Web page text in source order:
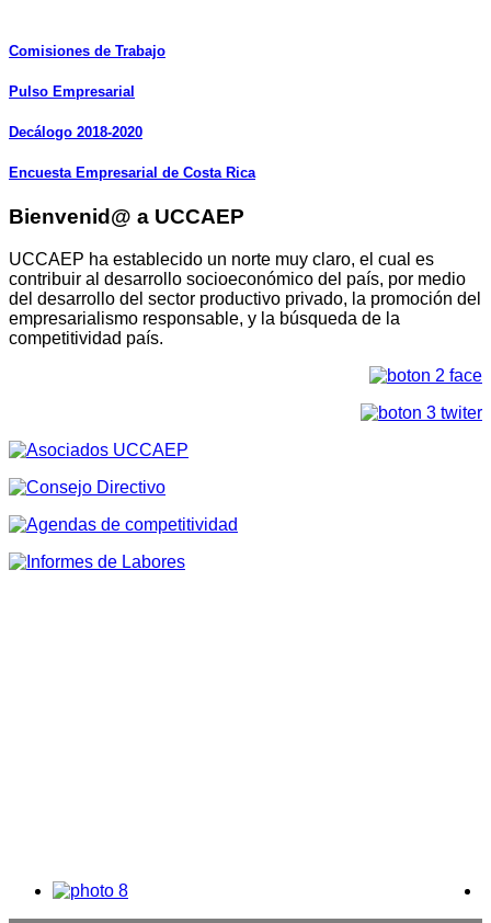
Comisiones de Trabajo
Pulso Empresarial
Decálogo 2018-2020
Encuesta Empresarial de Costa Rica
Bienvenid@ a UCCAEP
UCCAEP ha establecido un norte muy claro, el cual es
contribuir al desarrollo socioeconómico del país, por medio
del desarrollo del sector productivo privado, la promoción del
empresarialismo responsable, y la búsqueda de la
competitividad país.